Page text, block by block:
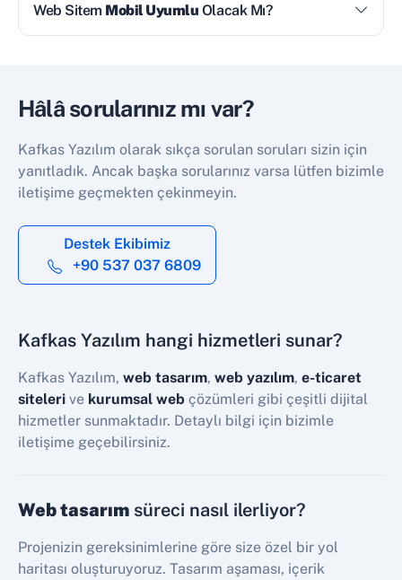
Web Sitem Mobil Uyumlu Olacak Mı?
Hâlâ sorularınız mı var?
Kafkas Yazılım olarak sıkça sorulan soruları sizin için
yanıtladık. Ancak başka sorularınız varsa lütfen bizimle
iletişime geçmekten çekinmeyin.
Destek Ekibimiz
+90 537 037 6809
Kafkas Yazılım hangi hizmetleri sunar?
Kafkas Yazılım, web tasarım, web yazılım, e-ticaret
siteleri ve kurumsal web çözümleri gibi çeşitli dijital
hizmetler sunmaktadır. Detaylı bilgi için bizimle
iletişime geçebilirsiniz.
Web tasarım süreci nasıl ilerliyor?
Projenizin gereksinimlerine göre size özel bir yol
haritası oluşturuyoruz. Tasarım aşaması, içerik